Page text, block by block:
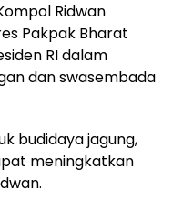
Ridwan
Pakpak Bharat
RI dalam
dan swasembada
budidaya jagung,
meningkatkan